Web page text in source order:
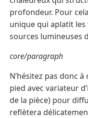
profondeur. Pour
unique qui aplatit
sources lumineuses
core/paragraph
N’hésitez pas donc
pied avec variateur
de la pièce) pour
reflètera